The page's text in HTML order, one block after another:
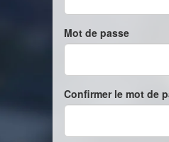
Mot de passe
Confirmer le mot de